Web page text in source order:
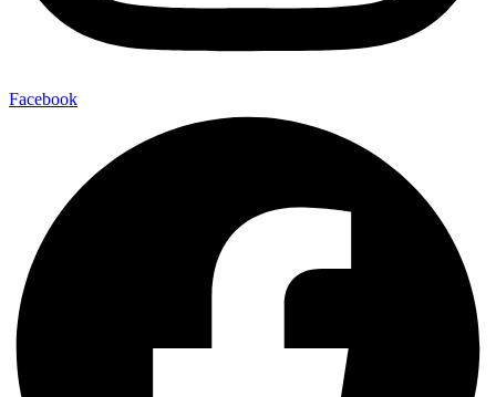
Facebook